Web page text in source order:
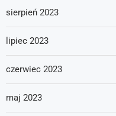
sierpień 2023
lipiec 2023
czerwiec 2023
maj 2023